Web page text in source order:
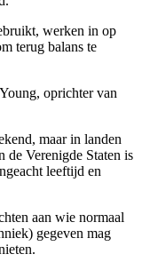
werken in op
terug balans te
oprichter van
maar in landen
de Verenigde Staten is
leeftijd en
aan wie normaal
gegeven mag